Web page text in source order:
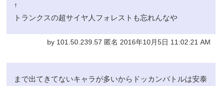
↑
トランクスの超サイヤ人フォレストも忘れんなや
by 101.50.239.57 匿名 2016年10月5日 11:02:21 AM
まで出てきてないキャラが多いからドッカンバトルは安泰